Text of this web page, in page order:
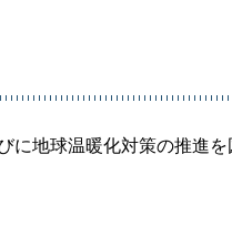
に地球温暖化対策の推進